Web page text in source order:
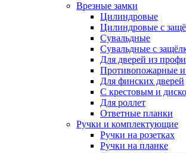
Врезные замки
Цилиндровые
Цилиндровые с
Сувальдные
Сувальдные с
Для дверей из
Противопожарные и
Для финских дверей
С крестовым и
Для роллет
Ответные планки
Ручки и комплектующие
Ручки на розетках
Ручки на планке